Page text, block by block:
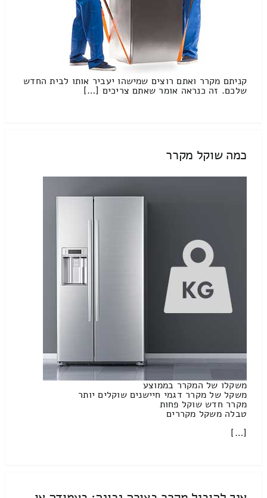
קניתם מקרר ואתם רוצים שמישהו יעביר אותו לבית החדש
שלכם. זה כנראה אומר שאתם צריכים […]
כמה שוקל מקרר
משקלו של המקרר בממוצע
משקל של מקרר דגמי חיישנים שוקלים יותר
מקרר חדש שוקל פחות
טבלה משקל מקררים
[…]